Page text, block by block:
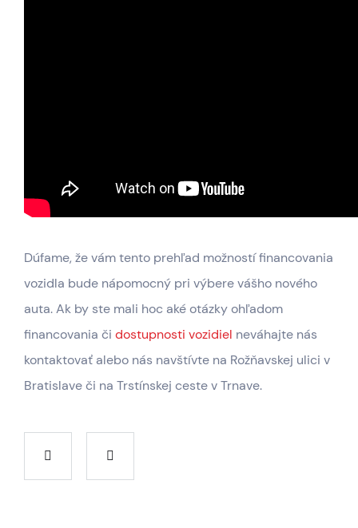
Dúfame, že vám tento prehľad možností financovania
vozidla bude nápomocný pri výbere vášho nového
auta. Ak by ste mali hoc aké otázky ohľadom
financovania či dostupnosti vozidiel neváhajte nás
kontaktovať alebo nás navštívte na Rožňavskej ulici v
Bratislave či na Trstínskej ceste v Trnave.